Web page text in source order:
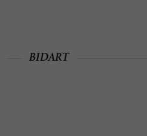
BIDART